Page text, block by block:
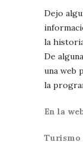
Dejo
la
De
una web
la
En la
Turismo